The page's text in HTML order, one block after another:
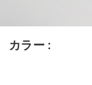
カラー